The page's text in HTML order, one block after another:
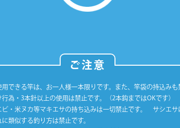
ご注意
できる竿は、お一人様一本限りです。また、竿袋の持込みも
為・3本針以上の使用は禁止です。（2本鈎まではOKです）
ビ・米ヌカ等マキエサの持ち込みは一切禁止です。 サシエサ
類似する釣り方は禁止です。